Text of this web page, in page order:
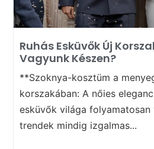
Ruhás Esküvők Új
Vagyunk Készen?
**Szoknya-kosztüm a
korszakában: A nőies
esküvők világa
trendek mindig izgalmas...